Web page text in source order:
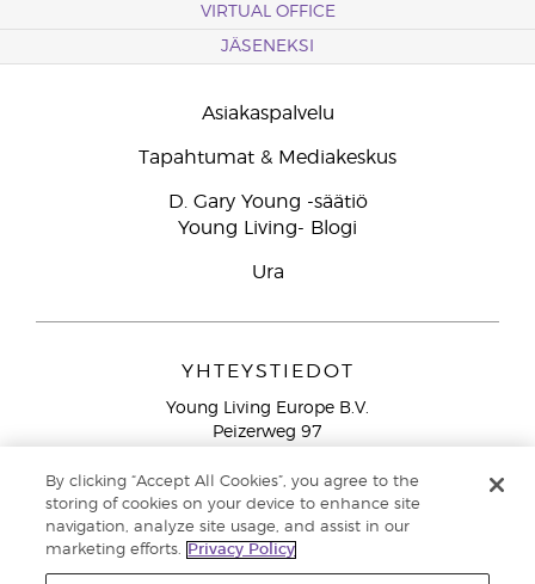
VIRTUAL OFFICE
JÄSENEKSI
Asiakaspalvelu
Tapahtumat & Mediakeskus
D. Gary Young -säätiö
Young Living- Blogi
Ura
YHTEYSTIEDOT
Young Living Europe B.V.
Peizerweg 97
Netherlands
Ilmainen yhteydenotto lankanumeroista Suomesta
913 239
Email: asiakaspalvelu@youngliving.com
By clicking “Accept All Cookies”, you agree to the
storing of cookies on your device to enhance site
navigation, analyze site usage, and assist in our
marketing efforts.
Privacy Policy